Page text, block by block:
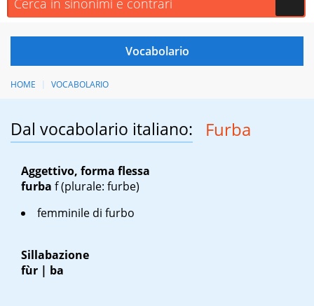
HOME VOCABOLARIO
Dal vocabolario italiano: Furba
Aggettivo, forma flessa
furba f(plurale: furbe)
femminile di furbo
Sillabazione
fùr | ba